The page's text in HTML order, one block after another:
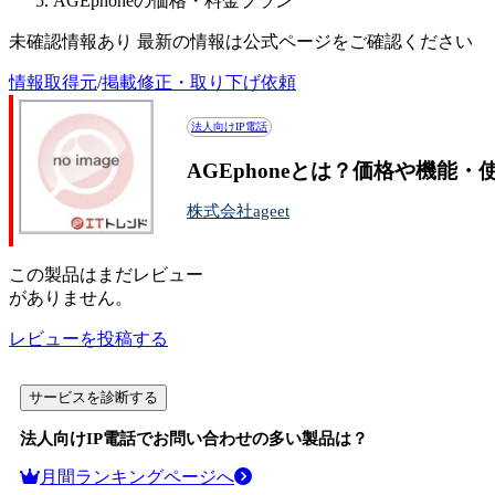
未確認情報あり 最新の情報は公式ページをご確認ください
情報取得元/掲載修正・取り下げ依頼
法人向けIP電話
AGEphoneとは？価格や機能・
株式会社ageet
この製品はまだレビュー
がありません。
レビューを投稿する
サービスを診断する
法人向けIP電話でお問い合わせの多い製品は？
月間ランキングページへ